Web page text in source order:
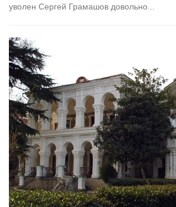
уволен Сергей Грамашов довольно...